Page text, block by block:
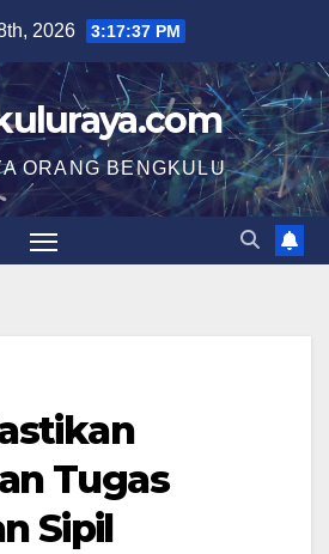
2026 3:17:38 PM
ORANG BENGKULU
Tugas
Sipil